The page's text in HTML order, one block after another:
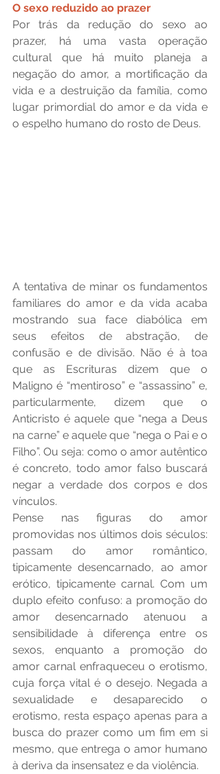
O sexo reduzido ao prazer
Por trás da redução do sexo ao
prazer, há uma vasta operação
cultural que há muito planeja a
negação do amor, a mortificação da
vida e a destruição da família, como
lugar primordial do amor e da vida e
o espelho humano do rosto de Deus.
A tentativa de minar os fundamentos
familiares do amor e da vida acaba
mostrando sua face diabólica em
seus efeitos de abstração, de
confusão e de divisão. Não é à toa
que as Escrituras dizem que o
Maligno é “mentiroso” e “assassino” e,
particularmente, dizem que o
Anticristo é aquele que “nega a Deus
na carne” e aquele que “nega o Pai e o
Filho”. Ou seja: como o amor autêntico
é concreto, todo amor falso buscará
negar a verdade dos corpos e dos
vínculos.
Pense nas figuras do amor
promovidas nos últimos dois séculos:
passam do amor romântico,
tipicamente desencarnado, ao amor
erótico, tipicamente carnal. Com um
duplo efeito confuso: a promoção do
amor desencarnado atenuou a
sensibilidade à diferença entre os
sexos, enquanto a promoção do
amor carnal enfraqueceu o erotismo,
cuja força vital é o desejo. Negada a
sexualidade e desaparecido o
erotismo, resta espaço apenas para a
busca do prazer como um fim em si
mesmo, que entrega o amor humano
à deriva da insensatez e da violência.